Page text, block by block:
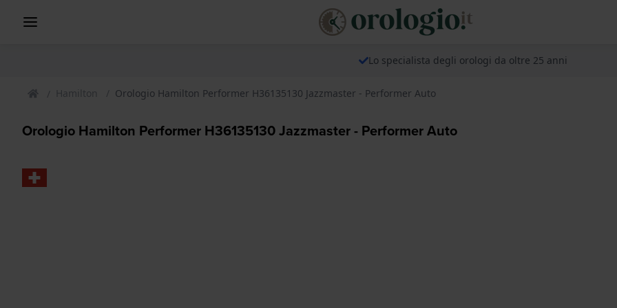
Lo specialista degli orologi da oltre 25 anni
Hamilton Orologio Hamilton Performer H36135130 Jazzmaster - Performer Auto
Orologio Hamilton Performer H36135130 Jazzmaster - Performer Auto